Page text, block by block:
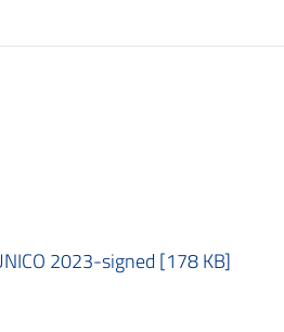
2023-signed [178 KB]